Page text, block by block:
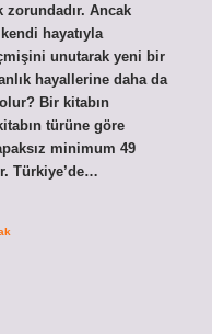
zorundadır. Ancak
hayatıyla
unutarak yeni bir
hayallerine daha da
Bir kitabın
türüne göre
minimum 49
Türkiye’de…